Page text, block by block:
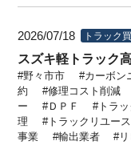
2026/07/18 トラック
スズキ軽トラック
野々市市 カーボン
約
修理コスト削減
ー
ＤＰＦ トラ
理
トラックリユー
事業
輸出業者